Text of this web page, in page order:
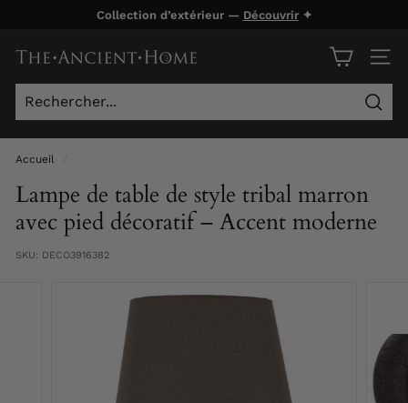
contenu
Collection d’extérieur — Découvrir✦
T
h
e
A
n
c
i
e
n
Accueil
Lampe de table de style tribal marron
avec pied décoratif – Accent moderne
SKU: DECO3916382